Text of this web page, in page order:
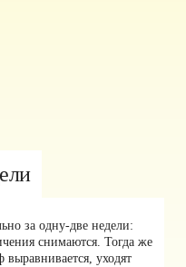
за одну-две недели:
снимаются. Тогда же
выравнивается, уходят